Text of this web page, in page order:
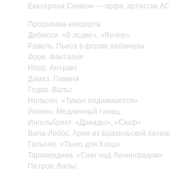
Екатерина Семион — арфа, артистка
Программа концерта:
Дебюсси. «В лодке», «Вечер»
Равель. Пьеса в форме хабанеры
Форе. Фантазия
Ибер. Антракт
Дамаз. Павана
Годар. Вальс
Нильсен. «Туман поднимается»
Йонген. Медленный танец
Ингельбрехт. «Дриады», «Скаф»
Вила-Лобос. Ария из Бразильской
Гальяно. «Танго для Клод»
Таривердиев. «Снег над Ленинградом»
Петров. Вальс